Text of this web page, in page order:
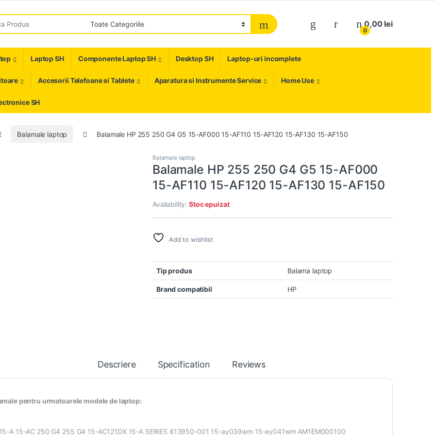
My Account
0
0,00 lei
Laptop SH Componente Laptop SH Desktop SH Laptop-uri incomplete
Accesorii Telefoane si Tablete Aparatura si Instrumente Service Home Use
SH
Balamale laptop Balamale HP 255 250 G4 G5 15-AF000 15-AF110 15-AF120 15-AF130 15-AF150
Balamale laptop
Balamale HP 255 250 G4 G5 15-AF000
15-AF110 15-AF120 15-AF130 15-AF150
Availability:Stoc epuizat
Add to wishlist
Tip produs Balama laptop
Brand compatibil HP
Descriere Specification Reviews
pentru urmatoarele modele de laptop:
A 15-AC 250 G4 255 G4 15-AC121DX 15-A SERIES 813950-001 15-ay039wm 15-ay041wm AM1EM000100